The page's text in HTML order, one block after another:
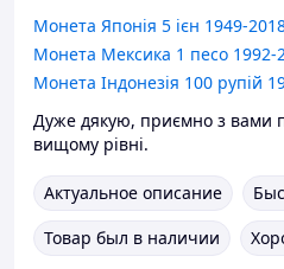
Монета Японія 5 ієн 1949-
Монета Мексика 1 песо 1992-
Монета Індонезія 100 рупій
Дуже дякую, приємно з вами
вищому рівні.
Актуальное описание
Товар был в наличии